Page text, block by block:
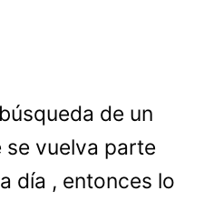
de un
se vuelva parte
día , entonces lo